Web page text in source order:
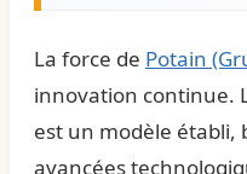
La force de Potain
innovation continue.
est un modèle établi,
avancées